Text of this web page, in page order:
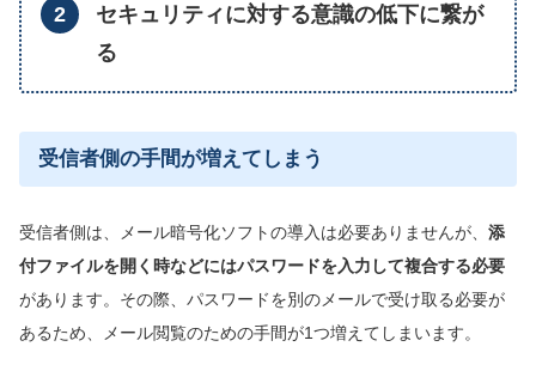
セキュリティに対する意識の低下に繋が
る
受信者側の手間が増えてしまう
受信者側は、メール暗号化ソフトの導入は必要ありませんが、 添
付ファイルを開く 時などにはパスワードを入力して複合する必要
があります。その際、パスワードを別のメールで受け取る必要が
あるため、メール閲覧のための手間が1つ増えてしまいます。